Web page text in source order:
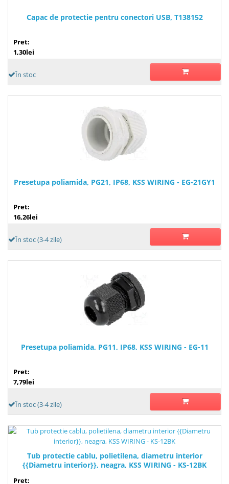
Capac de protectie pentru conectori USB, T138152
Pret:
1,30lei
În stoc
Presetupa poliamida, PG21, IP68, KSS WIRING - EG-21GY1
Pret:
16,26lei
În stoc (3-4 zile)
Presetupa poliamida, PG11, IP68, KSS WIRING - EG-11
Pret:
7,79lei
În stoc (3-4 zile)
Tub protectie cablu, polietilena, diametru interior
{{Diametru interior}}, neagra, KSS WIRING - KS-12BK
Pret: